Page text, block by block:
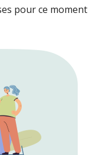
pour ce moment